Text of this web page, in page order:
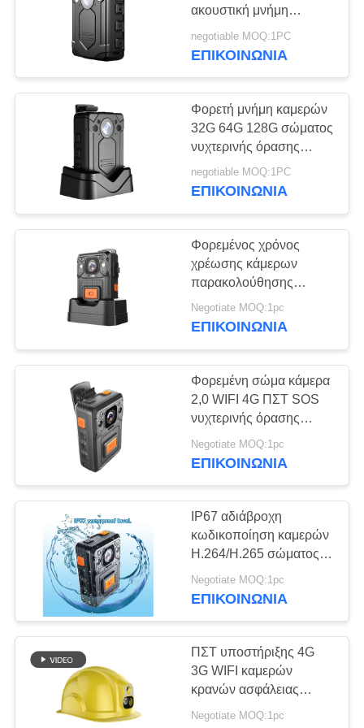
ΥΠΟΘΈΣΕΙΣ
ΖΗΤΉΣΤΕ
ΜΙΑ
ΠΡΟΣΦΟΡΆ
SITEMAP
ΠΟΛΙΤΙΚΉ
ΑΠΟΡΡΉΤΟΥ
4G κάμερες
εξόρμησης
4G κινητό DVR
52
Φορτιστής
ΣΥΝΕΧΩΝ
μπαταριών
106
Φορεμένη σώμα
κάμερα
ακουστική μνήμη
νυχτερινής όρασης 32G
64G 128G καταγραφής
negotiable MOQ:1PC
ΕΠΙΚΟΙΝΩΝΊΑ
Φορετή μνήμη καμερών
32G 64G 128G σώματος
νυχτερινής όρασης
φορητή με την ακουστική
καταγραφή
negotiable MOQ:1PC
ΕΠΙΚΟΙΝΩΝΊΑ
Φορεμένος χρόνος
χρέωσης κάμερων
παρακολούθησης
καταγραφής ροής σώμα
4 ώρες με Bluetooth
Negotiate MOQ:1pc
ΕΠΙΚΟΙΝΩΝΊΑ
Φορεμένη σώμα κάμερα
2,0 WIFI 4G ΠΣΤ SOS
νυχτερινής όρασης
επίδειξης ίντσας LCD
Negotiate MOQ:1pc
ΕΠΙΚΟΙΝΩΝΊΑ
IP67 αδιάβροχη
κωδικοποίηση καμερών
H.264/H.265 σώματος
4G πραγματική - χρονική
επικοινωνία
Negotiate MOQ:1pc
ΕΠΙΚΟΙΝΩΝΊΑ
ΠΣΤ υποστήριξης 4G
3G WIFI καμερών
κρανών ασφάλειας
1080P Prosonal και
Negotiate MOQ:1pc